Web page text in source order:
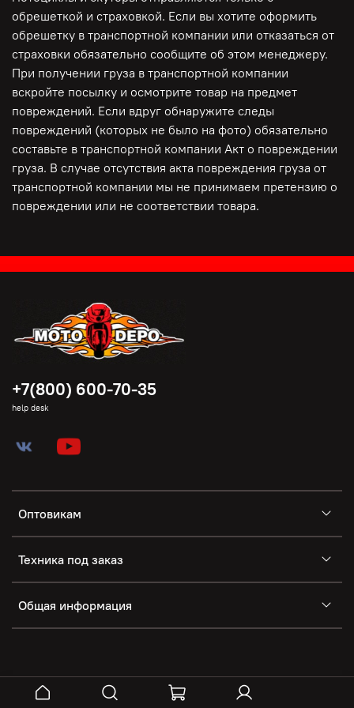
обрешеткой и страховкой. Если вы хотите оформить
обрешетку в транспортной компании или отказаться от
страховки обязательно сообщите об этом менеджеру.
При получении груза в транспортной компании
вскройте посылку и осмотрите товар на предмет
повреждений. Если вдруг обнаружите следы
повреждений (которых не было на фото) обязательно
составьте в транспортной компании Акт о повреждении
груза. В случае отсутствия акта повреждения груза от
транспортной компании мы не принимаем претензию о
повреждении или не соответствии товара.
Оптовикам
Техника под заказ
Общая информация
+7(800) 600-70-35
help desk